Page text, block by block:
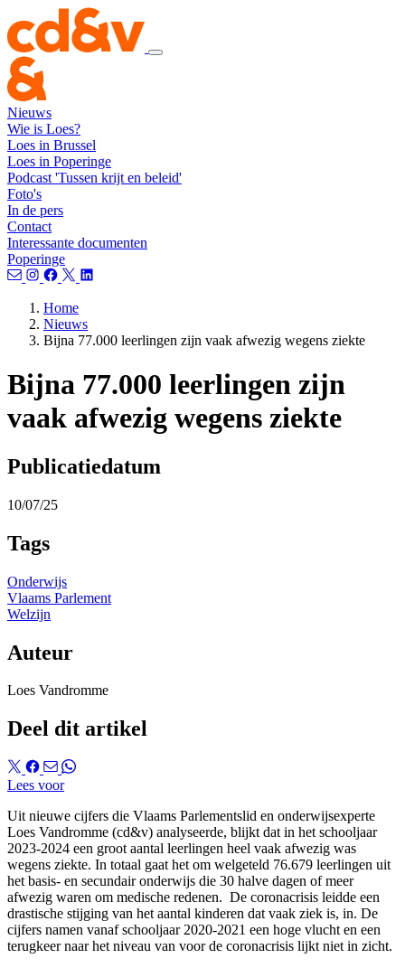
Nieuws
Wie is Loes?
Loes in Brussel
Loes in Poperinge
Podcast 'Tussen krijt en beleid'
Foto's
In de pers
Contact
Interessante documenten
Poperinge
Home
Nieuws
Bijna 77.000 leerlingen zijn vaak afwezig wegens ziekte
Bijna 77.000 leerlingen zijn
vaak afwezig wegens ziekte
Publicatiedatum
10/07/25
Tags
Onderwijs
Vlaams Parlement
Welzijn
Auteur
Loes Vandromme
Deel dit artikel
Lees voor
Uit nieuwe cijfers die Vlaams Parlementslid en onderwijsexperte
Loes Vandromme (cd&v) analyseerde, blijkt dat in het schooljaar
2023-2024 een groot aantal leerlingen heel vaak afwezig was
wegens ziekte. In totaal gaat het om welgeteld 76.679 leerlingen uit
het basis- en secundair onderwijs die 30 halve dagen of meer
afwezig waren om medische redenen. De coronacrisis leidde een
drastische stijging van het aantal kinderen dat vaak ziek is, in. De
cijfers namen vanaf schooljaar 2020-2021 een hoge vlucht en een
terugkeer naar het niveau van voor de coronacrisis lijkt niet in zicht.